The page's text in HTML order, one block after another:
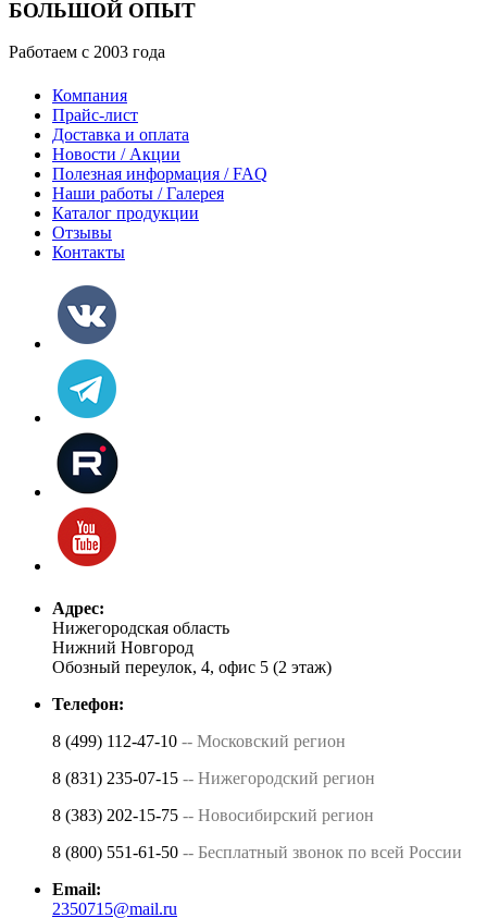
БОЛЬШОЙ ОПЫТ
Работаем с 2003 года
Компания
Прайс-лист
Доставка и оплата
Новости / Акции
Полезная информация / FAQ
Наши работы / Галерея
Каталог продукции
Отзывы
Контакты
Адрес:
Нижегородская область
Нижний Новгород
Обозный переулок, 4, офис 5 (2 этаж)
Телефон:
8 (499) 112-47-10 -- Московский регион
8 (831) 235-07-15 -- Нижегородский регион
8 (383) 202-15-75 -- Новосибирский регион
8 (800) 551-61-50 -- Бесплатный звонок по всей России
Email:
2350715@mail.ru